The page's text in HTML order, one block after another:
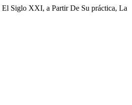
Siglo XXI, a Partir De Su práctica, La